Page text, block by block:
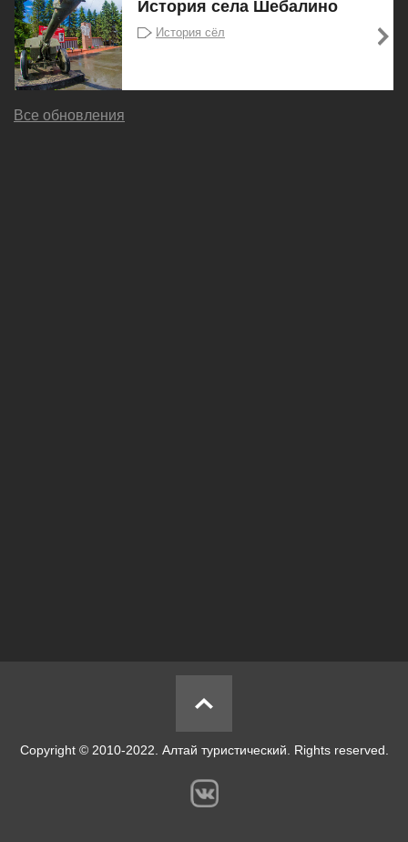
История села Шебалино
История сёл
Все обновления
Copyright © 2010-2022. Алтай туристический. Rights reserved.